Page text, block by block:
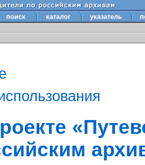
поиск каталог указатель